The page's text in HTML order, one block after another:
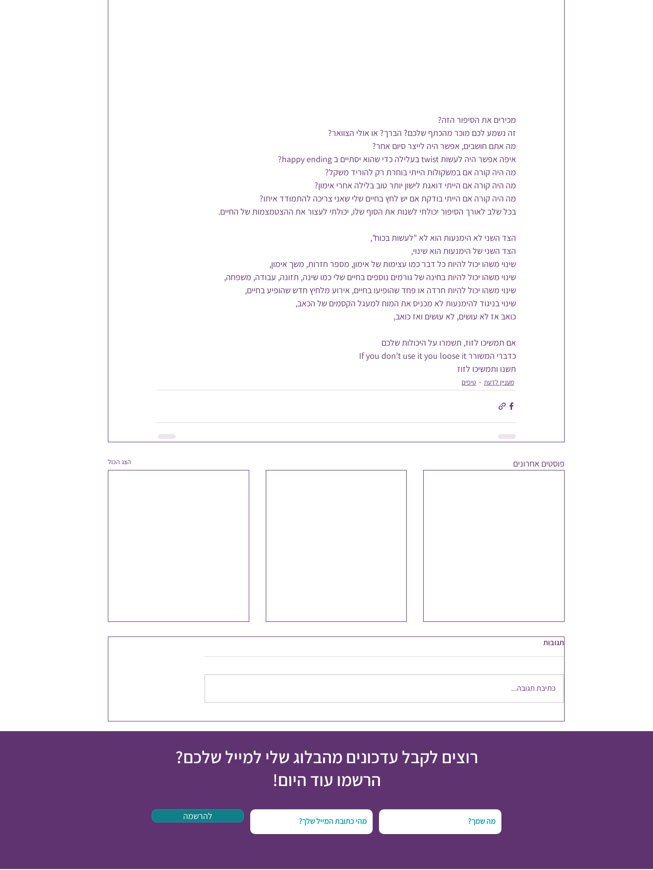
מכירים את הסיפור הזה?
זה נשמע לכם מוכר מהכתף שלכם? הברך? או אולי הצוואר?
מה אתם חושבים, אפשר היה לייצר סיום אחר?
איפה אפשר היה לעשות twist בעלילה כדי שהוא יסתיים ב happy ending?
מה היה קורה אם במשקולות הייתי בוחרת רק להוריד משקל?
מה היה קורה אם הייתי דואגת לישון יותר טוב בלילה אחרי אימון?
מה היה קורה אם הייתי בודקת אם יש לחץ בחיים שלי שאני צריכה להתמודד איתו?
בכל שלב לאורך הסיפור יכולתי לשנות את הסוף שלו, יכולתי לעצור את ההצטמצמות של החיים.
הצד השני לא הימנעות הוא לא "לעשות בכוח",
הצד השני של הימנעות הוא שינוי,
שינוי משהו יכול להיות כל דבר כמו עצימות של אימון, מספר חזרות, משך אימון,
שינוי משהו יכול להיות בחינה של גורמים נוספים בחיים שלי כמו שינה, תזונה, עבודה, משפחה,
שינוי משהו יכול להיות חרדה או פחד שהופיעו בחיים, אירוע מלחיץ חדש שהופיע בחיים,
שינוי בניגוד להימנעות לא מכניס את המוח למעגל הקסמים של הכאב,
כואב אז לא עושים, לא עושים ואז כואב,
אם תמשיכו לזוז, תשמרו על היכולות שלכם
כדברי המשורר If you don’t use it you loose it
תשנו ותמשיכו לזוז
מעניין לדעת טיפים
פוסטים אחרונים הצג הכול
להשקיע במשאב הכי חשוב
תגובות
כתיבת תגובה...
רוצים לקבל עדכונים מהבלוג שלי למייל שלכם?
הרשמו עוד היום!
להרשמה